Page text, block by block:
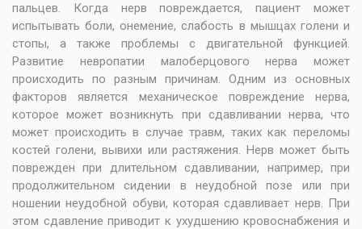
пальцев. Когда нерв повреждается, пациент может
испытывать боли, онемение, слабость в мышцах голени и
стопы, а также проблемы с двигательной функцией.
Развитие невропатии малоберцового нерва может
происходить по разным причинам. Одним из основных
факторов является механическое повреждение нерва,
которое может возникнуть при сдавливании нерва, что
может происходить в случае травм, таких как переломы
костей голени, вывихи или растяжения. Нерв может быть
поврежден при длительном сдавливании, например, при
продолжительном сидении в неудобной позе или при
ношении неудобной обуви, которая сдавливает нерв. При
этом сдавление приводит к ухудшению кровоснабжения и